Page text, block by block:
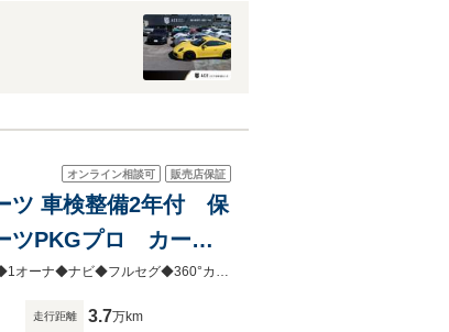
オンライン相談可 販売店保証
ツ 車検整備2年付 保
ツPKGプロ カーボ
地デジ 360°カメラ★安心のお支払総額表示♪諸費用や令和８年度自動車税も全額が総額にコミ★◆車検2年◆1オーナ◆ナビ◆フルセグ◆360°カメラ◆BT◆スマキー◆ETC◆追従クルコン◆ハーマンカードン◆
走行距離 3.7万km